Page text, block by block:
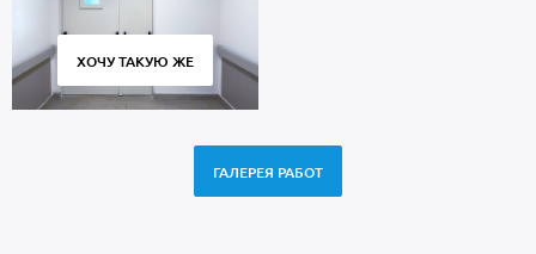
ХОЧУ ТАКУЮ ЖЕ
ГАЛЕРЕЯ РАБОТ